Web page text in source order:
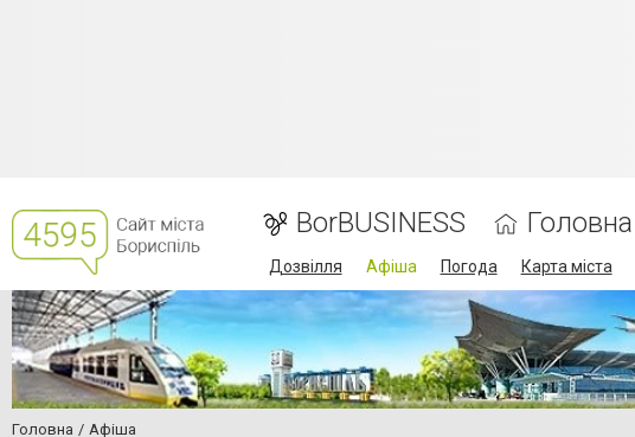
BorBUSINESS Головна
Дозвілля Афіша Погода Карта міста
Головна Афіша